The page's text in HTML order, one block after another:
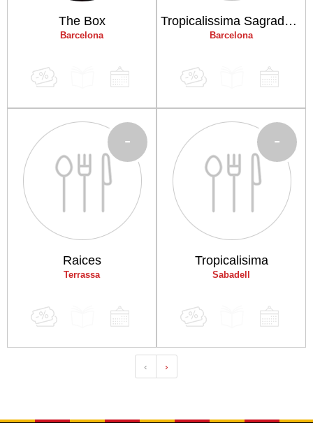
The Box
Barcelona
Tropicalissima Sagrada Familia
Barcelona
Raices
Terrassa
-
Tropicalisima
Sabadell
-
‹ ›